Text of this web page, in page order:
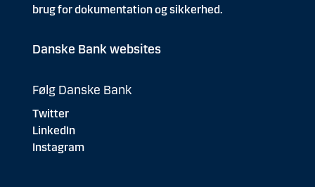
brug for dokumentation og sikkerhed.
Danske Bank websites
Følg Danske Bank
Twitter
LinkedIn
Instagram